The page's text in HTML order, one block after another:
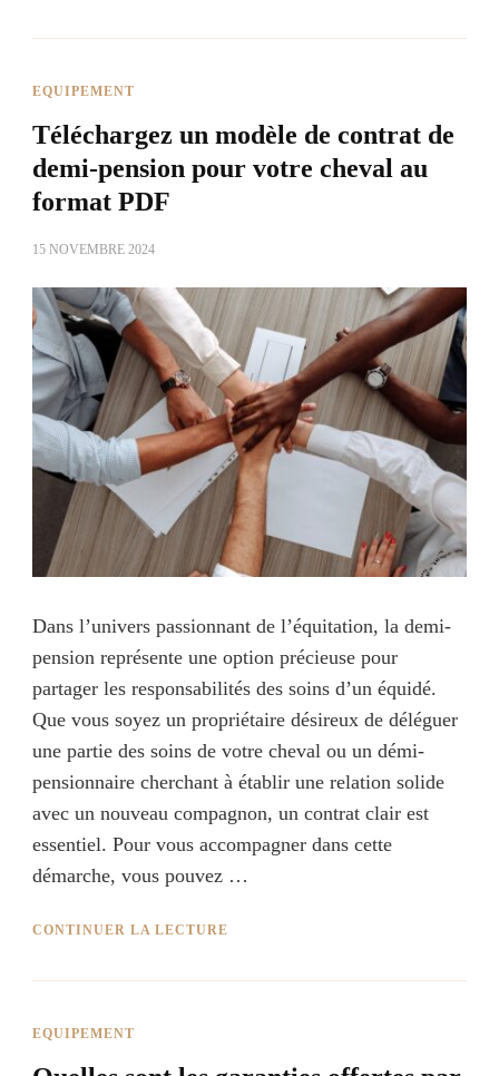
EQUIPEMENT
Téléchargez un modèle de contrat de
demi-pension pour votre cheval au
format PDF
15 NOVEMBRE 2024
Dans l’univers passionnant de l’équitation, la demi-
pension représente une option précieuse pour
partager les responsabilités des soins d’un équidé.
Que vous soyez un propriétaire désireux de déléguer
une partie des soins de votre cheval ou un démi-
pensionnaire cherchant à établir une relation solide
avec un nouveau compagnon, un contrat clair est
essentiel. Pour vous accompagner dans cette
démarche, vous pouvez …
CONTINUER LA LECTURE
EQUIPEMENT